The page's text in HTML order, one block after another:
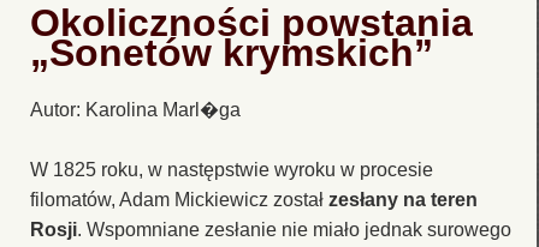
Okoliczności powstania
„Sonetów krymskich”
Autor: Karolina Marl�ga
W 1825 roku, w następstwie wyroku w procesie
filomatów, Adam Mickiewicz został zesłany na teren
Rosji. Wspomniane zesłanie nie miało jednak surowego